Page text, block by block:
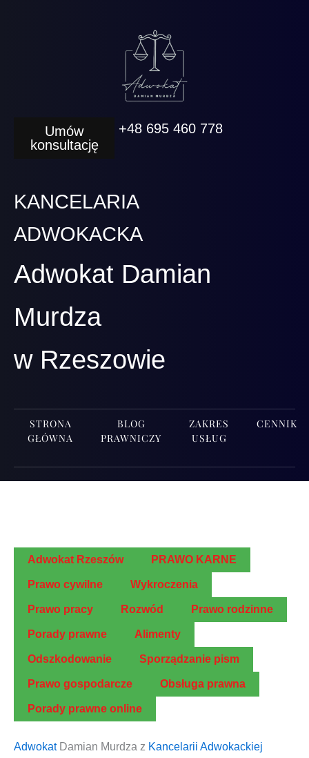
Umów
konsultację
+48 695 460 778
KANCELARIA
ADWOKACKA
Adwokat Damian
Murdza
w Rzeszowie
STRONA
GŁÓWNA
BLOG
PRAWNICZY
ZAKRES
USŁUG
CENNIK
Adwo­kat Rzeszów PRAWO KARNE
Pra­wo cywilne Wykro­cze­nia
Pra­wo pracy Roz­wód Pra­wo rodzinne
Pora­dy prawne Ali­men­ty
Odszko­do­wa­nie Spo­rzą­dza­nie pism
Pra­wo gospodarcze Obsłu­ga prawna
Pora­dy praw­ne online
Adwo­kat Damian Mur­dza z Kan­ce­la­rii Adwo­kac­kiej